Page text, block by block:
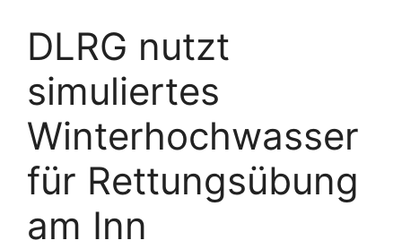
DLRG nutzt
simuliertes
Winterhochwasser
für Rettungsübung
am Inn